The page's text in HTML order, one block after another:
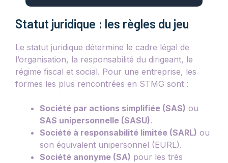
Statut juridique : les règles du jeu
Le statut juridique détermine le cadre légal de
l’organisation, la responsabilité du dirigeant, le
régime fiscal et social. Pour une entreprise, les
formes les plus rencontrées en STMG sont :
Société par actions simplifiée (SAS) ou
SAS unipersonnelle (SASU).
Société à responsabilité limitée (SARL) ou
son équivalent unipersonnel (EURL).
Société anonyme (SA) pour les très